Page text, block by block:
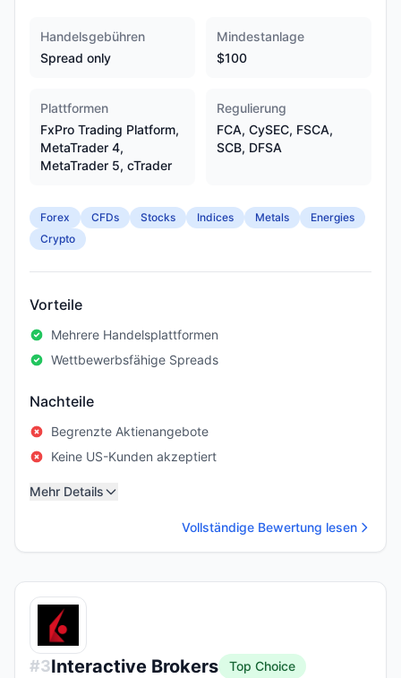
Handelsgebühren
Spread only
Mindestanlage
$100
Plattformen
FxPro Trading Platform,
MetaTrader 4,
MetaTrader 5, cTrader
Regulierung
FCA, CySEC, FSCA,
SCB, DFSA
Forex CFDs Stocks Indices Metals
Energies
Crypto
Vorteile
Mehrere Handelsplattformen
Wettbewerbsfähige Spreads
Nachteile
Begrenzte Aktienangebote
Keine US-Kunden akzeptiert
Mehr Details
Vollständige Bewertung lesen
#3Interactive Brokers
Top Choice